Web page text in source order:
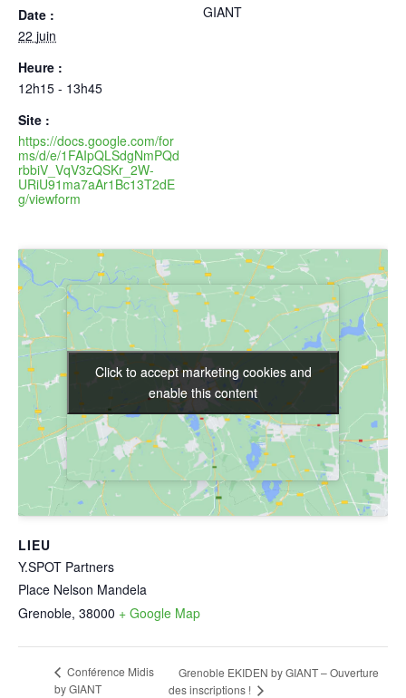
Date :
22 juin
Heure :
12h15 - 13h45
Site :
https://docs.google.com/for
ms/d/e/1FAIpQLSdgNmPQd
rbbiV_VqV3zQSKr_2W-
URiU91ma7aAr1Bc13T2dE
g/viewform
GIANT
LIEU
Y.SPOT Partners
Place Nelson Mandela
Grenoble, 38000 + Google Map
Click to accept marketing cookies and
enable this content
Click to accept marketing cookies and
enable this content
Conférence Midis
by GIANT
Grenoble EKIDEN by GIANT – Ouverture
des inscriptions !